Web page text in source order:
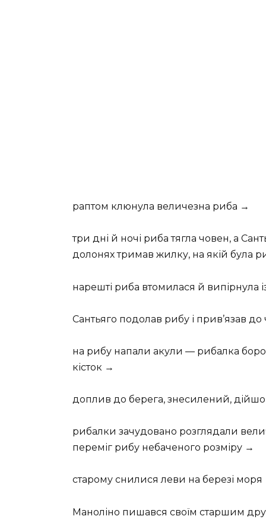
раптом клюнула величезна риба →
три дні й ночі риба тягла човен, а
долонях тримав жилку, на якій була
нарешті риба втомилася й випірнула
Сантьяго подолав рибу і прив’язав
на рибу напали акули — рибалка
кісток →
доплив до берега, знесилений,
рибалки зачудовано розглядали
переміг рибу небаченого розміру →
старому снилися леви на березі
Маноліно пишався своїм старшим